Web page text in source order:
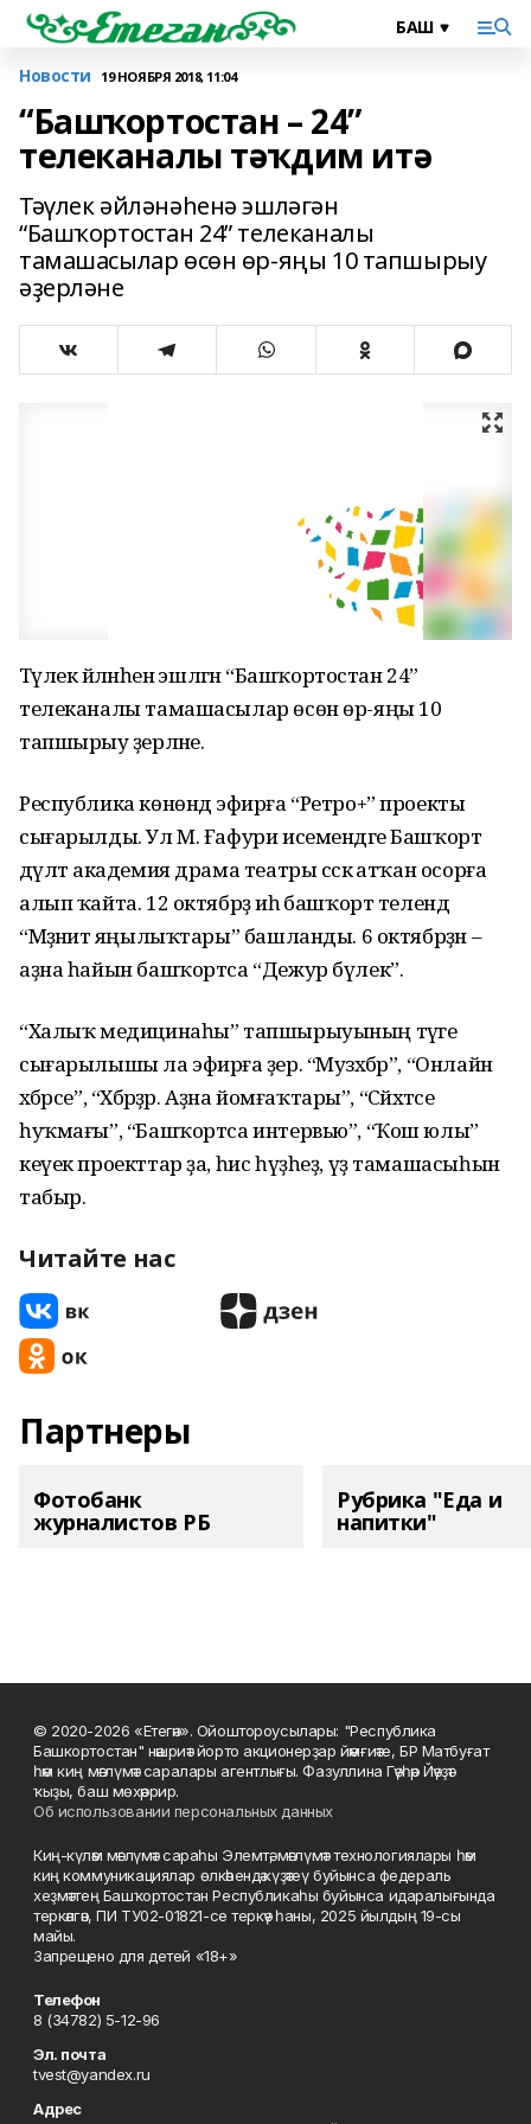
Новости 19 НОЯБРЯ 2018, 11:04
“Башҡортостан – 24”
телеканалы тәҡдим итә
Тәүлек әйләнәһенә эшләгән
“Башҡортостан 24” телеканалы
тамашасылар өсөн өр-яңы 10 тапшырыу
әҙерләне
Тәүлек әйләнәһенә эшләгән “Башҡортостан 24”
телеканалы тамашасылар өсөн өр-яңы 10
тапшырыу әҙерләне.
Республика көнөндә эфирға “Ретро+” проекты
сығарылды. Ул М. Ғафури исемендәге Башҡорт
дәүләт академия драма театры сәскә атҡан осорға
алып ҡайта. 12 октябрҙә иһә башҡорт телендә
“Мәҙәниәт яңылыҡтары” башланды. 6 октябрҙән –
аҙна һайын башҡортса “Дежур бүлек”.
“Халыҡ медицинаһы” тапшырыуының тәүге
сығарылышы ла эфирға әҙер. “Музхәбәр”, “Онлайн
хәбәрсе”, “Хәбәрҙәр. Аҙна йомғаҡтары”, “Сәйәхәтсе
һуҡмағы”, “Башҡортса интервью”, “Ҡош юлы”
кеүек проекттар ҙа, һис һүҙһеҙ, үҙ тамашасыһын
табыр.
Читайте нас
Партнеры
Фотобанк
журналистов РБ
Рубрика "Еда и
напитки"
© 2020-2026 «Етегән». Ойоштороусылары: "Республика
Башкортостан" нәшриәт йорто акционерҙар йәмғиәте, БР Матбуғат
һәм киң мәғлүмәт саралары агентлығы. Фазуллина Гәүһәр Йәүҙәт
ҡыҙы, баш мөхәррир.
Об использовании персональных данных
Киң-күләм мәғлүмәт сараһы Элемтә, мәғлүмәт технологиялары һәм
киң коммуникациялар өлкәһендә күҙәтеү буйынса федераль
хеҙмәттең Башҡортостан Республикаһы буйынса идаралығында
теркәлгән, ПИ ТУ02-01821-се теркәү һаны, 2025 йылдың 19-сы
майы.
Запрещено для детей «18+»
Телефон
8 (34782) 5-12-96
Эл. почта
tvest@yandex.ru
Адрес